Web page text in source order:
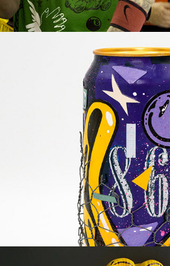
Terrain 8.6 Street in the can